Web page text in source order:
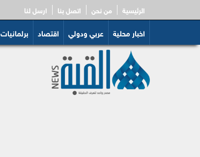
الرئيسية من نحن اتصل بنا ارسل لنا
اخبار محلية
عربي ودولي اقتصاد برلمانيات